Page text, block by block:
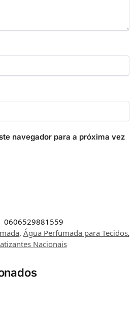
navegador para a próxima vez
0606529881559
, Água Perfumada para Tecidos,
Nacionais